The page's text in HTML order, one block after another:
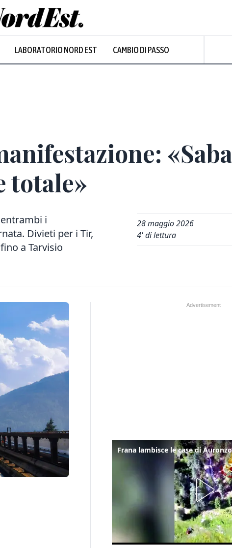
LABORATORIO NORD EST CAMBIO DI PASSO
Sereno
totale»
i
Divieti per i Tir,
a Tarvisio
28 maggio 2026
4' di lettura